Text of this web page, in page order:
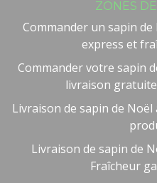
ZONES
Commander un sapin
express et
Commander votre sapin
livraison
Livraison de sapin de
Livraison de sapin de
Fraîcheur